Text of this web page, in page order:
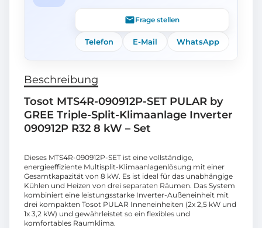
Frage stellen
Telefon E-Mail WhatsApp
Beschreibung
Tosot MTS4R-090912P-SET PULAR by
GREE Triple-Split-Klimaanlage Inverter
090912P R32 8 kW – Set
Dieses MTS4R-090912P-SET ist eine vollständige,
energieeffiziente Multisplit-Klimaanlagenlösung mit einer
Gesamtkapazität von 8 kW. Es ist ideal für das unabhängige
Kühlen und Heizen von drei separaten Räumen. Das System
kombiniert eine leistungsstarke Inverter-Außeneinheit mit
drei kompakten Tosot PULAR Inneneinheiten (2x 2,5 kW und
1x 3,2 kW) und gewährleistet so ein flexibles und
komfortables Raumklima.